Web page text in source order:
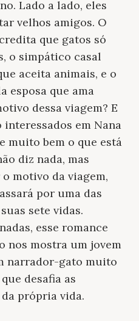
Lado a lado, eles
velhos amigos. O
que gatos só
o simpático casal
aceita animais, e o
esposa que ama
dessa viagem? E
em Nana
muito bem o que está
diz nada, mas
motivo da viagem,
por uma das
sete vidas.
esse romance
nos mostra um jovem
narrador-gato muito
desafia as
própria vida.